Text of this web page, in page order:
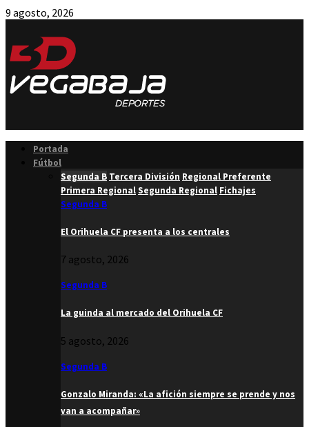
9 agosto, 2026
Portada
Fútbol
Segunda B Tercera División Regional Preferente
Primera RegionalSegunda Regional Fichajes
Segunda B
El Orihuela CF presenta a los centrales
7 agosto, 2026
Segunda B
La guinda al mercado del Orihuela CF
5 agosto, 2026
Segunda B
Gonzalo Miranda: «La afición siempre se prende y nos
van a acompañar»